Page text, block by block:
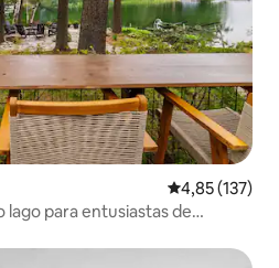
4,85 de uma
4,85 (137)
lago para entusiastas de